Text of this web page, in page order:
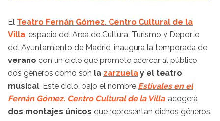
El Teatro Fernán Gómez. Centro Cultural de la
Villa, espacio del Área de Cultura, Turismo y Deporte
del Ayuntamiento de Madrid, inaugura la temporada de
verano con un ciclo que promete acercar al público
dos géneros como son la zarzuela y el teatro
musical. Este ciclo, bajo el nombre Estivales en el
Fernán Gómez. Centro Cultural de la Villa, acogerá
dos montajes únicos que representan dichos géneros.